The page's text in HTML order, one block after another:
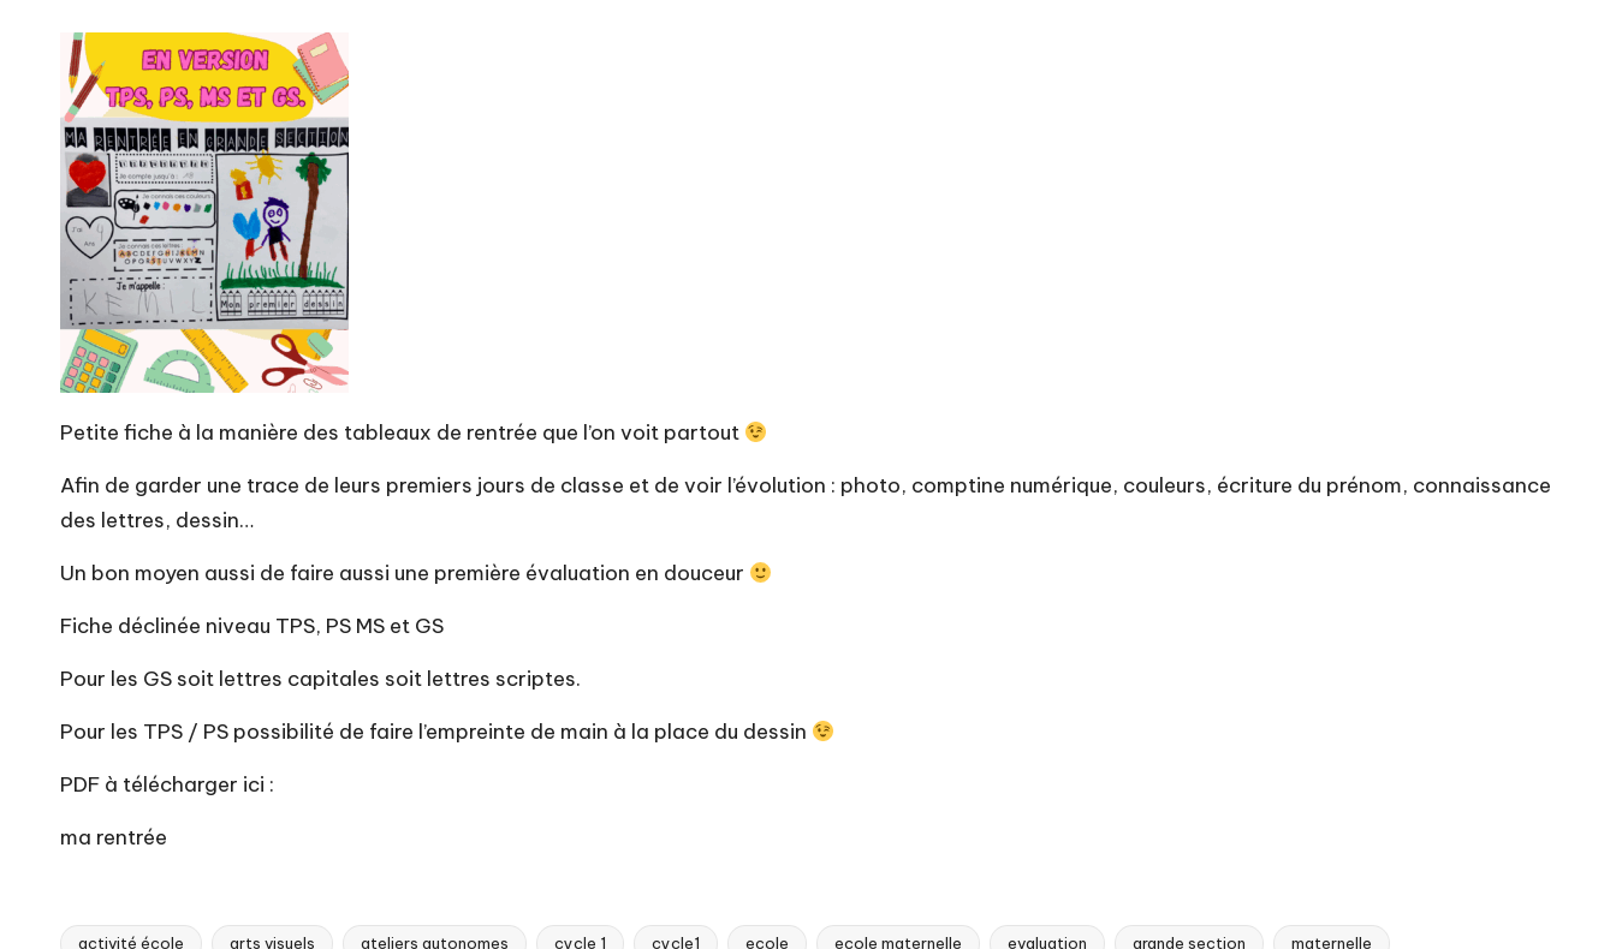
Petite fiche à la manière des tableaux de rentrée que l’on voit partout
Afin de garder une trace de leurs premiers jours de classe et de voir l’évolution : photo, comptine numérique, couleurs, écriture du prénom, connaissance
des lettres, dessin…
Un bon moyen aussi de faire aussi une première évaluation en douceur
Fiche déclinée niveau TPS, PS MS et GS
Pour les GS soit lettres capitales soit lettres scriptes.
Pour les TPS / PS possibilité de faire l’empreinte de main à la place du dessin
PDF à télécharger ici :
ma rentrée
activité école arts visuels ateliers autonomes cycle 1 cycle1 ecole ecole maternelle evaluation grande section maternelle